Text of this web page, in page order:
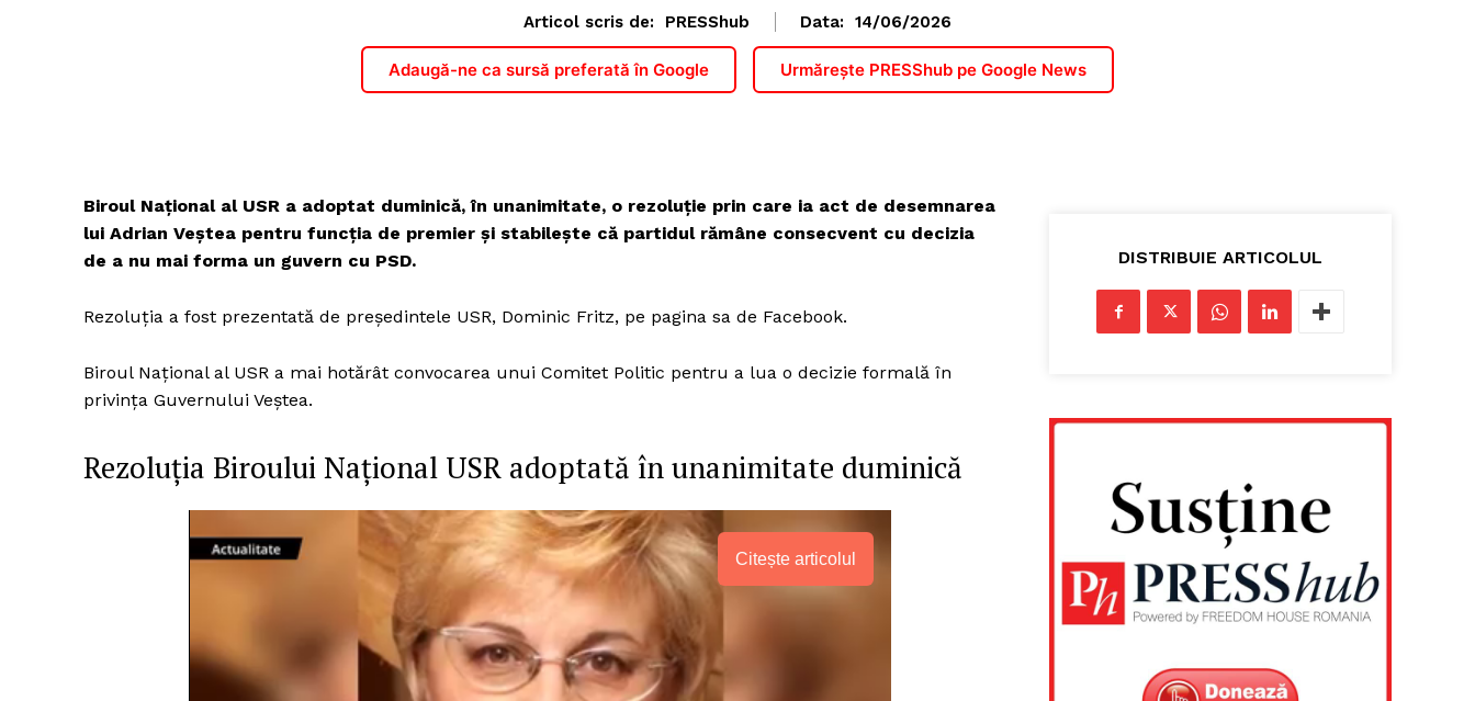
Articol scris de: PRESShub Data: 14/06/2026
Adaugă-ne ca sursă preferată în Google Urmărește PRESShub pe Google News
Biroul Național al USR a adoptat duminică, în unanimitate, o rezoluție prin care ia act de desemnarea
lui Adrian Veștea pentru funcția de premier și stabilește că partidul rămâne consecvent cu decizia
de a nu mai forma un guvern cu PSD.
Rezoluția a fost prezentată de președintele USR, Dominic Fritz, pe pagina sa de Facebook.
Biroul Național al USR a mai hotărât convocarea unui Comitet Politic pentru a lua o decizie formală în
privința Guvernului Veștea.
Rezoluția Biroului Național USR adoptată în unanimitate duminică
Citește articolul
DISTRIBUIE ARTICOLUL